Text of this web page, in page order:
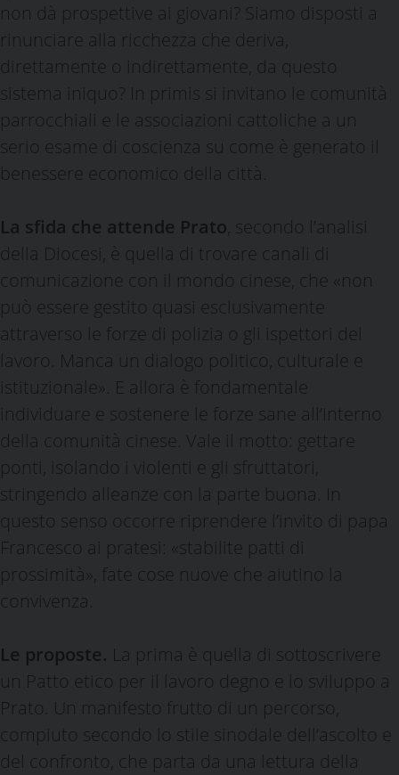
non dà prospettive ai giovani? Siamo disposti a
rinunciare alla ricchezza che deriva,
direttamente o indirettamente, da questo
sistema iniquo? In primis si invitano le comunità
parrocchiali e le associazioni cattoliche a un
serio esame di coscienza su come è generato il
benessere economico della città.
La sfida che attende Prato , secondo l’analisi
della Diocesi, è quella di trovare canali di
comunicazione con il mondo cinese, che «non
può essere gestito quasi esclusivamente
attraverso le forze di polizia o gli ispettori del
lavoro. Manca un dialogo politico, culturale e
istituzionale». E allora è fondamentale
individuare e sostenere le forze sane all’interno
della comunità cinese. Vale il motto: gettare
ponti, isolando i violenti e gli sfruttatori,
stringendo alleanze con la parte buona. In
questo senso occorre riprendere l’invito di papa
Francesco ai pratesi: «stabilite patti di
prossimità», fate cose nuove che aiutino la
convivenza.
Le proposte. La prima è quella di sottoscrivere
un Patto etico per il lavoro degno e lo sviluppo a
Prato. Un manifesto frutto di un percorso,
compiuto secondo lo stile sinodale dell’ascolto e
del confronto, che parta da una lettura della